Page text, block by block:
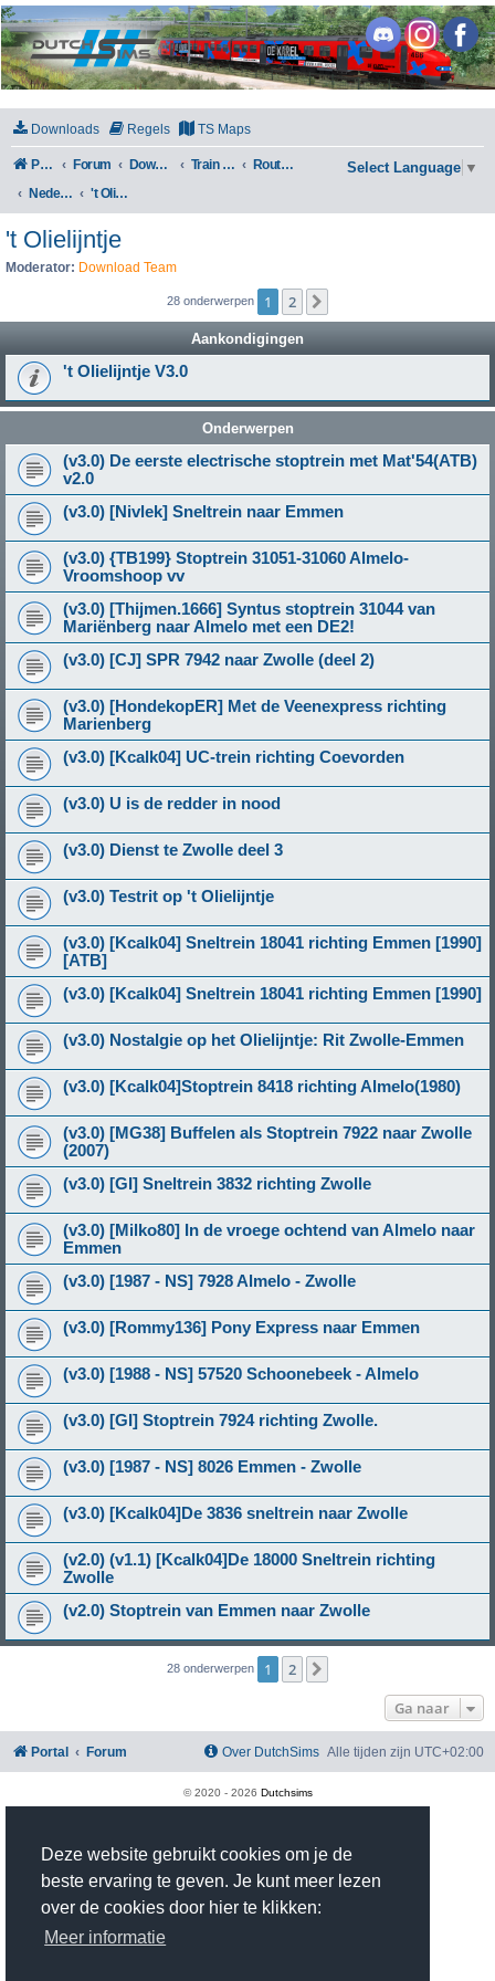
Deze website gebruikt cookies om je de
beste ervaring te geven. Je kunt meer lezen
over de cookies door hier te klikken:
Meer informatie
DutchSims
Downloads Regels TS Maps
Portal Forum Downloads Train Simulator Classic
Routes en Scenarios
Nederland
't Olielijntje
Select Language ▼
't Olielijntje
Moderator: Download Team
28 onderwerpen 1 2
Aankondigingen
't Olielijntje V3.0
Onderwerpen
(v3.0) De eerste electrische stoptrein met Mat'54(ATB)
v2.0
(v3.0) [Nivlek] Sneltrein naar Emmen
(v3.0) {TB199} Stoptrein 31051-31060 Almelo-
Vroomshoop vv
(v3.0) [Thijmen.1666] Syntus stoptrein 31044 van
Mariënberg naar Almelo met een DE2!
(v3.0) [CJ] SPR 7942 naar Zwolle (deel 2)
(v3.0) [HondekopER] Met de Veenexpress richting
Marienberg
(v3.0) [Kcalk04] UC-trein richting Coevorden
(v3.0) U is de redder in nood
(v3.0) Dienst te Zwolle deel 3
(v3.0) Testrit op 't Olielijntje
(v3.0) [Kcalk04] Sneltrein 18041 richting Emmen [1990]
[ATB]
(v3.0) [Kcalk04] Sneltrein 18041 richting Emmen [1990]
(v3.0) Nostalgie op het Olielijntje: Rit Zwolle-Emmen
(v3.0) [Kcalk04]Stoptrein 8418 richting Almelo(1980)
(v3.0) [MG38] Buffelen als Stoptrein 7922 naar Zwolle
(2007)
(v3.0) [GI] Sneltrein 3832 richting Zwolle
(v3.0) [Milko80] In de vroege ochtend van Almelo naar
Emmen
(v3.0) [1987 - NS] 7928 Almelo - Zwolle
(v3.0) [Rommy136] Pony Express naar Emmen
(v3.0) [1988 - NS] 57520 Schoonebeek - Almelo
(v3.0) [GI] Stoptrein 7924 richting Zwolle.
(v3.0) [1987 - NS] 8026 Emmen - Zwolle
(v3.0) [Kcalk04]De 3836 sneltrein naar Zwolle
(v2.0) (v1.1) [Kcalk04]De 18000 Sneltrein richting
Zwolle
(v2.0) Stoptrein van Emmen naar Zwolle
28 onderwerpen 1 2
Ga naar
Portal Forum Alle tijden zijn UTC+02:00
Over DutchSims
© 2020 - 2026 Dutchsims
phpBB Two Factor Authentication ©paul999
Gebruikersvoorwaarden
| Peak Memory Usage: 2.97 MiB | GZIP: On |